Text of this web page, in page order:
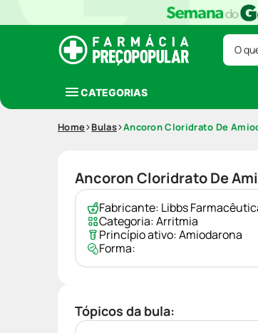
O que
CATEGORIAS
Home Bulas Ancoron Cloridrato De
Ancoron Cloridrato De
Fabricante: Libbs
Categoria:Arritmia
Princípio ativo:Amiodarona
Forma:
Tópicos da bula: